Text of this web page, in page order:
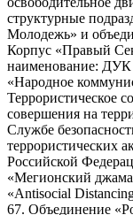
структурные
Молодежь» и
Корпус «Правый
наименование: ДУК
«Народное
Террористическое
совершения на
Службе
террористических
Российской
«Мегионский
«Antisocial
67. Объединение